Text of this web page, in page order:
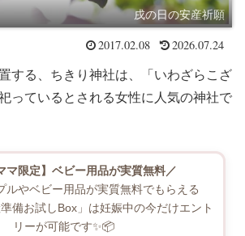
戌の日の安産祈願
2017.02.08 2026.07.24
する、ちきり神社は、「いわざらこざ
っているとされる女性に人気の神社で
マ限定】ベビー用品が実質無料／
ルやベビー用品が実質無料でもらえる
備お試しBox」は妊娠中の今だけエント
リーが可能です✨📦